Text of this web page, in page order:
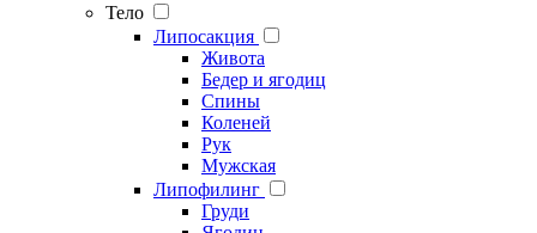
Тело
Липосакция
Живота
Бедер и ягодиц
Спины
Коленей
Рук
Мужская
Липофилинг
Груди